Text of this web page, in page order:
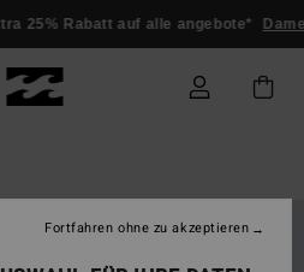
25% Rabatt auf alle angebote* Damen
Fortfahren ohne zu akzeptieren